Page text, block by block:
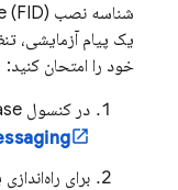
شناسه نصب
یک پیام آزمایشی،
خود را امتحان کنید:
در کنسول
برای